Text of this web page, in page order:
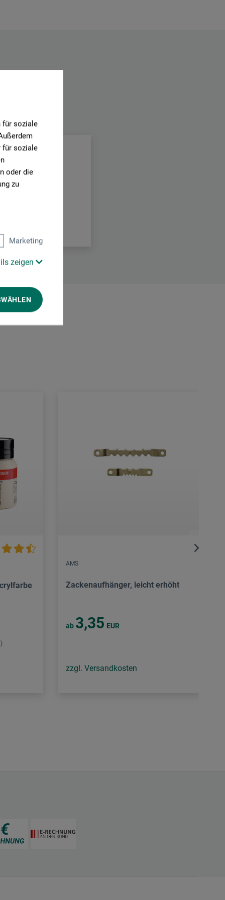
für soziale
für soziale
oder die
zu
Marketing
zeigen
AMS
Zackenaufhänger, leicht erhöht
ab 3,35 EUR
zzgl. Versandkosten